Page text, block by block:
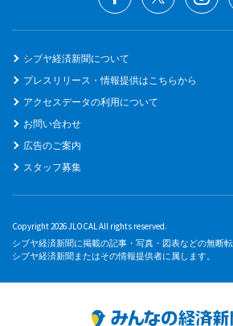
シブヤ経済新聞について
プレスリリース・情報提供はこちらから
アクセスデータの利用について
お問い合わせ
広告のご案内
スタッフ募集
Copyright 2026 JLOCAL All rights reserved.
シブヤ経済新聞に掲載の記事・写真・図表などの無断
シブヤ経済新聞またはその情報提供者に属します。